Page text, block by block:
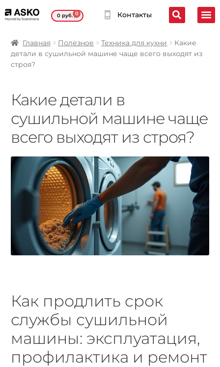
0руб. 0 Контакты
Главная Полезное Техника для кухни
Какие
детали в сушильной машине чаще всего выходят из
строя?
Какие детали в
сушильной машине чаще
всего выходят из строя?
Как продлить срок
службы сушильной
машины: эксплуатация,
профилактика и ремонт